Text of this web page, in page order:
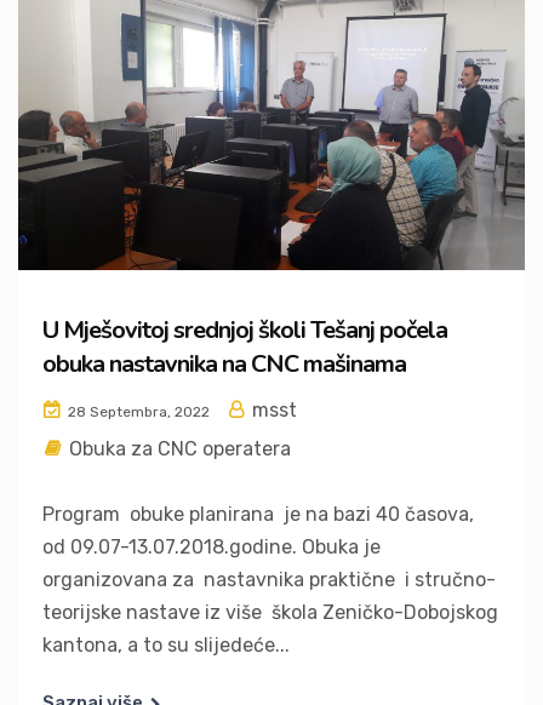
U Mješovitoj srednjoj školi Tešanj počela
obuka nastavnika na CNC mašinama
28 Septembra, 2022
msst
Obuka za CNC operatera
Program obuke planirana je na bazi 40 časova,
od 09.07-13.07.2018.godine. Obuka je
organizovana za nastavnika praktične i stručno-
teorijske nastave iz više škola Zeničko-Dobojskog
kantona, a to su slijedeće...